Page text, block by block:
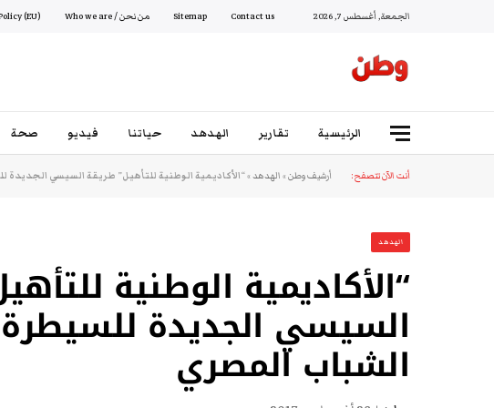
الجمعة, أغسطس 7, 2026 Contact us
Sitemap من نحن / Who we are (EU)
الرئيسية تقارير الهدهد حياتنا فيديو صحة
أنت الآن تتصفح: أرشيف وطن»الهدهد»“الأكاديمية الوطنية للتأهيل” طريقة السيسي
الهدهد
“الأكاديمية الوطنية
السيسي الجديدة
الشباب المصري